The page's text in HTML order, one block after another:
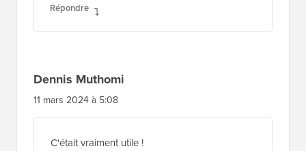
Répondre
Dennis Muthomi
11 mars 2024 à 5:08
C'était vraiment utile !